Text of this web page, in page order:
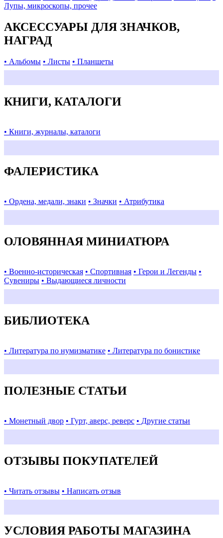
Лупы, микроскопы, прочее
АКСЕССУАРЫ ДЛЯ ЗНАЧКОВ,
НАГРАД
• Альбомы • Листы • Планшеты
КНИГИ, КАТАЛОГИ
• Книги, журналы, каталоги
ФАЛЕРИСТИКА
• Ордена, медали, знаки • Значки • Атрибутика
ОЛОВЯННАЯ МИНИАТЮРА
• Военно-историческая • Спортивная • Герои и Легенды •
Сувениры • Выдающиеся личности
БИБЛИОТЕКА
• Литература по нумизматике • Литература по бонистике
ПОЛЕЗНЫЕ СТАТЬИ
• Монетный двор • Гурт, аверс, реверс • Другие статьи
ОТЗЫВЫ ПОКУПАТЕЛЕЙ
• Читать отзывы • Написать отзыв
УСЛОВИЯ РАБОТЫ МАГАЗИНА